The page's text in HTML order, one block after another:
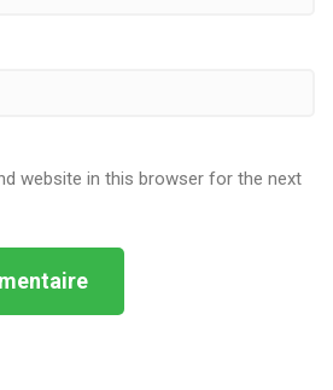
website in this browser for the next